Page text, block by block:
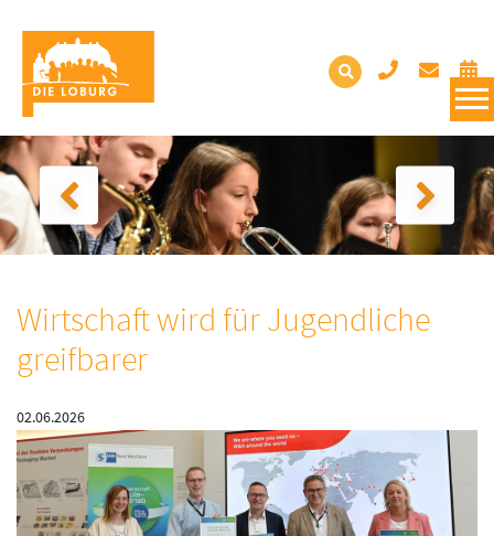
Wirtschaft wird für Jugendliche
greifbarer
02.06.2026